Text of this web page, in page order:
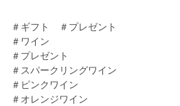
＃ギフト ＃プレゼント
＃ワイン
＃プレゼント
＃スパークリングワイン
＃ピンクワイン
＃オレンジワイン